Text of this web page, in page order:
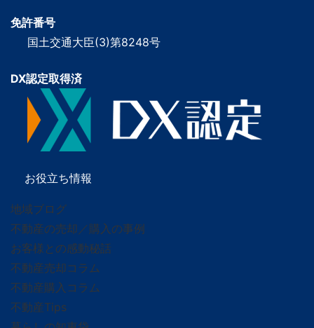
免許番号
国土交通大臣(3)第8248号
DX認定取得済
お役立ち情報
地域ブログ
不動産の売却／購入の事例
お客様との感動秘話
不動産売却コラム
不動産購入コラム
不動産Tips